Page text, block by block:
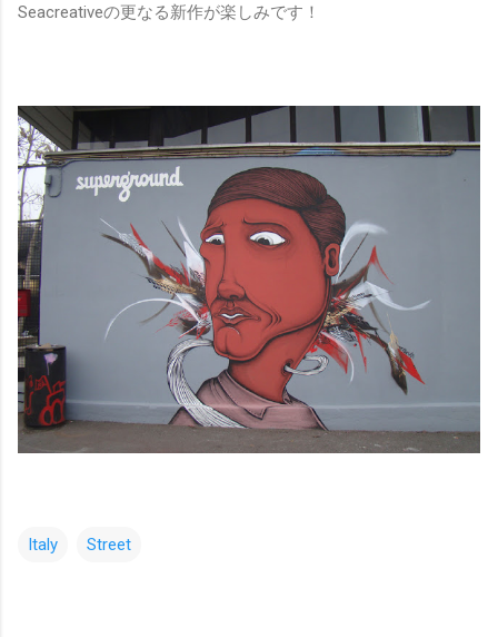
Seacreativeの更なる新作が楽しみです！
Italy Street